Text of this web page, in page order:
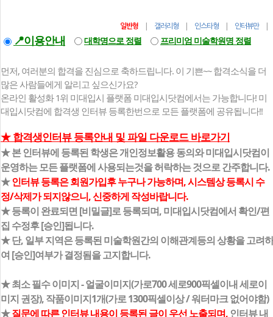
일반형 | 갤러리형 | 인스타형 | 인터뷰만|
📍이용안내 대학명으로 정렬 프리미엄 미술학원명 정렬
먼저, 여러분의 합격을 진심으로 축하드립니다. 이 기쁜~~ 합격소식을 더
많은 사람들에게 알리고 싶으신가요?
온라인 활성화 1위 미대입시 플랫폼 미대입시닷컴에서는 가능합니다! 미
대입시닷컴에 합격생 인터뷰 등록한번으로 모든 플랫폼에 공유됩니다!!
★ 합격생인터뷰 등록안내 및 파일 다운로드 바로가기
★ 본 인터뷰에 등록된 학생은 개인정보활용 동의와 미대입시닷컴이
운영하는 모든 플랫폼에 사용되는것을 허락하는 것으로 간주합니다.
★인터뷰 등록은 회원가입후 누구나 가능하며, 시스템상 등록시 수
정/삭제가 되지않으니, 신중하게 작성바랍니다.
★ 등록이 완료되면 [비밀글]로 등록되며, 미대입시닷컴에서 확인/편
집 수정후 [승인]됩니다.
★ 단, 일부 지역은 등록된 미술학원간의 이해관계등의 상황을 고려하
여 [승인]여부가 결정됨을 고지합니다.
★ 최소 필수 이미지 - 얼굴이미지(가로700 세로900픽셀이내 세로이
미지 권장), 작품이미지1개(가로 1300픽셀이상 / 워터마크 없어야함)
★질문에 따른 인터뷰 내용이 등록된 글이 우선 노출되며, 인터뷰 내